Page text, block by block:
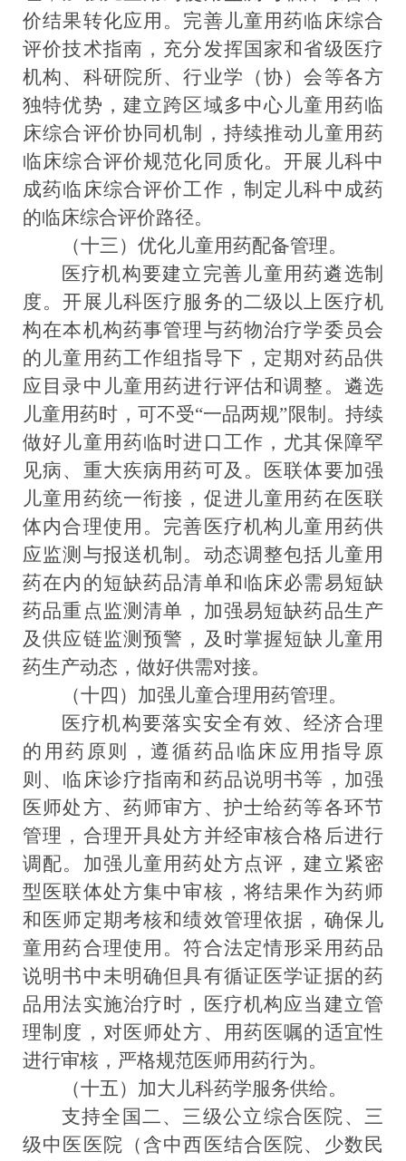
价结果转化应用 。完善儿童用药临床综合
评价技术指南，充分发挥国家和省级医疗
机构、科研院所、行业学（协）会等各方
独特优势，建立跨区域多中心儿童用药临
床综合评价协同机制，持续推动儿童用药
临床综合评价规范化同质化。开展儿科中
成药临床综合评价工作，制定儿科中成药
的临床综合评价路径。
（十三）优化儿童用药配备管理。
医疗机构要建立完善儿童用药遴选制
度。开展 儿科医疗服务的二级以上医疗机
构在本机构药事管理与药物治疗学委员会
的儿童用药工作组指导下，定期对药品供
应目录中儿童用药进行评估和调整。遴选
儿童用药时，可不受“一品两规”限制。持续
做好儿童用药临时进口工作，尤其保障罕
见病、重大疾病用药可及。医联体要加强
儿童用药统一衔接，促进儿童用药在医联
体内合理使用。完善医疗机构儿童用药供
应监测与报送机制 。 动态调整包括儿童用
药在内的短缺药品清单和临床必需易短缺
药品重点监测清单，加强易短缺药品生产
及供应链监测预警，及时掌握短缺儿童用
药生产动态，做好供需对接。
（十四）加强儿童合理用药管理。
医疗机构要落实安全有效、经济合理
的用药原则，遵循药品临床应用指导原
则、临床诊疗指南和药品说明书等，加强
医师处方、药师审方、护士给药等各环节
管理，合理开具处方并经审核合格后进行
调配。 加强儿童用药处方点评，建立 紧密
型医联体处方集中审核，将结果作为药师
和医师定期考核和绩效管理依据，确保儿
童用药合理使用。符合法定情形采用药品
说明书中未明确但具有循证医学证据的药
品用法实施治疗时，医疗机构应当建立管
理制度，对医师处方、用药医嘱的适宜性
进行审核，严格规范医师用药行为。
（十五）加大儿科药学服务供给。
支持全国二、三级公立综合医院、三
级中 医医院 （含中西医结合医院、少数民